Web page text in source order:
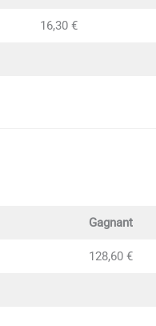
16,30 €
Gagnant
128,60 €